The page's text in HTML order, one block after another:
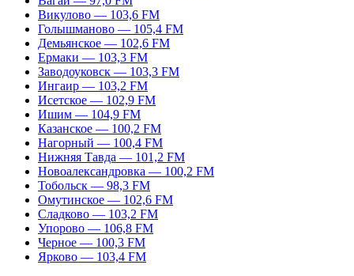
Викулово — 103,6 FM
Голышманово — 105,4 FM
Демьянское — 102,6 FM
Ермаки — 103,3 FM
Заводоуковск — 103,3 FM
Ингаир — 103,2 FM
Исетское — 102,9 FM
Ишим — 104,9 FM
Казанское — 100,2 FM
Нагорный — 100,4 FM
Нижняя Тавда — 101,2 FM
Новоалександровка — 100,2 FM
Тобольск — 98,3 FM
Омутинское — 102,6 FM
Сладково — 103,2 FM
Упорово — 106,8 FM
Черное — 100,3 FM
Ярково — 103,4 FM